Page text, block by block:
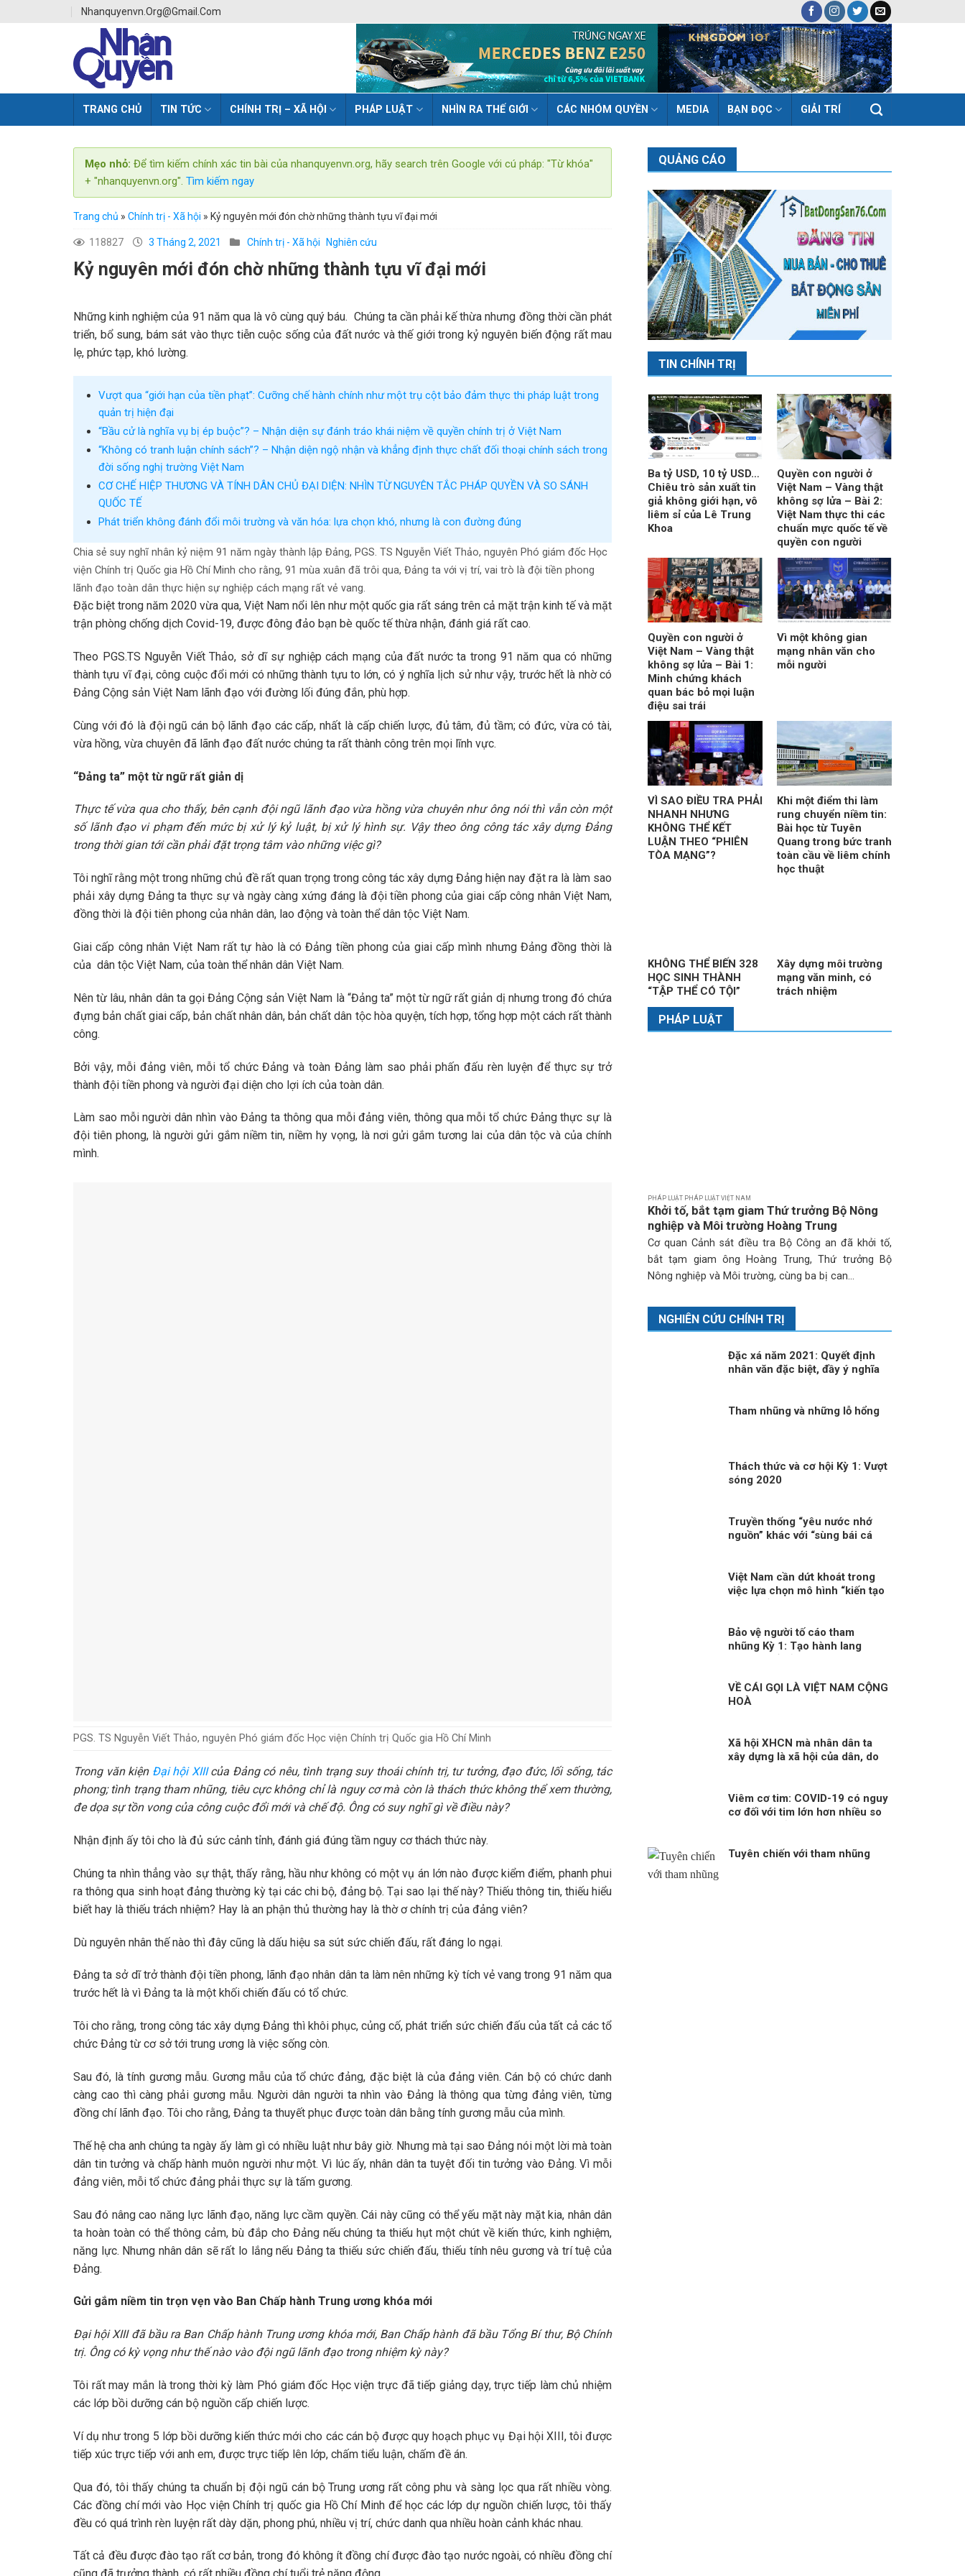
Nhanquyenvn.org@gmail.com
TRANG CHỦ TIN TỨC CHÍNH TRỊ – XÃ HỘI PHÁP LUẬT NHÌN RA THẾ GIỚI CÁC NHÓM QUYỀN MEDIA BẠN ĐỌC GIẢI TRÍ
Mẹo nhỏ: Để tìm kiếm chính xác tin bài của nhanquyenvn.org, hãy search trên Google với cú pháp: "Từ khóa"
+ "nhanquyenvn.org". Tìm kiếm ngay
Trang chủ » Chính trị - Xã hội » Kỷ nguyên mới đón chờ những thành tựu vĩ đại mới
118827 3 Tháng 2, 2021 Chính trị - Xã hội Nghiên cứu
Kỷ nguyên mới đón chờ những thành tựu vĩ đại mới
Những kinh nghiệm của 91 năm qua là vô cùng quý báu. Chúng ta cần phải kế thừa nhưng đồng thời cần phát
triển, bổ sung, bám sát vào thực tiễn cuộc sống của đất nước và thế giới trong kỷ nguyên biến động rất mau
lẹ, phức tạp, khó lường.
Vượt qua “giới hạn của tiền phạt”: Cưỡng chế hành chính như một trụ cột bảo đảm thực thi pháp luật trong
quản trị hiện đại
“Bầu cử là nghĩa vụ bị ép buộc”? – Nhận diện sự đánh tráo khái niệm về quyền chính trị ở Việt Nam
“Không có tranh luận chính sách”? – Nhận diện ngộ nhận và khẳng định thực chất đối thoại chính sách trong
đời sống nghị trường Việt Nam
CƠ CHẾ HIỆP THƯƠNG VÀ TÍNH DÂN CHỦ ĐẠI DIỆN: NHÌN TỪ NGUYÊN TẮC PHÁP QUYỀN VÀ SO SÁNH
QUỐC TẾ
Phát triển không đánh đổi môi trường và văn hóa: lựa chọn khó, nhưng là con đường đúng
Chia sẻ suy nghĩ nhân kỷ niệm 91 năm ngày thành lập Đảng, PGS. TS Nguyễn Viết Thảo, nguyên Phó giám đốc Học
viện Chính trị Quốc gia Hồ Chí Minh cho rằng, 91 mùa xuân đã trôi qua, Đảng ta với vị trí, vai trò là đội tiền phong
lãnh đạo toàn dân thực hiện sự nghiệp cách mạng rất vẻ vang.
Đặc biệt trong năm 2020 vừa qua, Việt Nam nổi lên như một quốc gia rất sáng trên cả mặt trận kinh tế và mặt
trận phòng chống dịch Covid-19, được đông đảo bạn bè quốc tế thừa nhận, đánh giá rất cao.
Theo PGS.TS Nguyễn Viết Thảo, sở dĩ sự nghiệp cách mạng của đất nước ta trong 91 năm qua có những
thành tựu vĩ đại, công cuộc đổi mới có những thành tựu to lớn, có ý nghĩa lịch sử như vậy, trước hết là nhờ có
Đảng Cộng sản Việt Nam lãnh đạo với đường lối đúng đắn, phù hợp.
Cùng với đó là đội ngũ cán bộ lãnh đạo các cấp, nhất là cấp chiến lược, đủ tâm, đủ tầm; có đức, vừa có tài,
vừa hồng, vừa chuyên đã lãnh đạo đất nước chúng ta rất thành công trên mọi lĩnh vực.
“Đảng ta” một từ ngữ rất giản dị
Thực tế vừa qua cho thấy, bên cạnh đội ngũ lãnh đạo vừa hồng vừa chuyên như ông nói thì vẫn còn một
số lãnh đạo vi phạm đến mức bị xử lý kỷ luật, bị xử lý hình sự. Vậy theo ông công tác xây dựng Đảng
trong thời gian tới cần phải đặt trọng tâm vào những việc gì?
Tôi nghĩ rằng một trong những chủ đề rất quan trọng trong công tác xây dựng Đảng hiện nay đặt ra là làm sao
phải xây dựng Đảng ta thực sự và ngày càng xứng đáng là đội tiền phong của giai cấp công nhân Việt Nam,
đồng thời là đội tiên phong của nhân dân, lao động và toàn thể dân tộc Việt Nam.
Giai cấp công nhân Việt Nam rất tự hào là có Đảng tiền phong của giai cấp mình nhưng Đảng đồng thời là
của dân tộc Việt Nam, của toàn thể nhân dân Việt Nam.
Nên từ lâu, nhân dân ta gọi Đảng Cộng sản Việt Nam là “Đảng ta” một từ ngữ rất giản dị nhưng trong đó chứa
đựng bản chất giai cấp, bản chất nhân dân, bản chất dân tộc hòa quyện, tích hợp, tổng hợp một cách rất thành
công.
Bởi vậy, mỗi đảng viên, mỗi tổ chức Đảng và toàn Đảng làm sao phải phấn đấu rèn luyện để thực sự trở
thành đội tiền phong và người đại diện cho lợi ích của toàn dân.
Làm sao mỗi người dân nhìn vào Đảng ta thông qua mỗi đảng viên, thông qua mỗi tổ chức Đảng thực sự là
đội tiên phong, là người gửi gắm niềm tin, niềm hy vọng, là nơi gửi gắm tương lai của dân tộc và của chính
mình.
PGS. TS Nguyễn Viết Thảo, nguyên Phó giám đốc Học viện Chính trị Quốc gia Hồ Chí Minh
Trong văn kiện Đại hội XIIIcủa Đảng có nêu, tình trạng suy thoái chính trị, tư tưởng, đạo đức, lối sống, tác
phong; tình trạng tham nhũng, tiêu cực không chỉ là nguy cơ mà còn là thách thức không thể xem thường,
đe dọa sự tồn vong của công cuộc đổi mới và chế độ. Ông có suy nghĩ gì về điều này?
Nhận định ấy tôi cho là đủ sức cảnh tỉnh, đánh giá đúng tầm nguy cơ thách thức này.
Chúng ta nhìn thẳng vào sự thật, thấy rằng, hầu như không có một vụ án lớn nào được kiểm điểm, phanh phui
ra thông qua sinh hoạt đảng thường kỳ tại các chi bộ, đảng bộ. Tại sao lại thế này? Thiếu thông tin, thiếu hiểu
biết hay là thiếu trách nhiệm? Hay là an phận thủ thường hay là thờ ơ chính trị của đảng viên?
Dù nguyên nhân thế nào thì đây cũng là dấu hiệu sa sút sức chiến đấu, rất đáng lo ngại.
Đảng ta sở dĩ trở thành đội tiền phong, lãnh đạo nhân dân ta làm nên những kỳ tích vẻ vang trong 91 năm qua
trước hết là vì Đảng ta là một khối chiến đấu có tổ chức.
Tôi cho rằng, trong công tác xây dựng Đảng thì khôi phục, củng cố, phát triển sức chiến đấu của tất cả các tổ
chức Đảng từ cơ sở tới trung ương là việc sống còn.
Sau đó, là tính gương mẫu. Gương mẫu của tổ chức đảng, đặc biệt là của đảng viên. Cán bộ có chức danh
càng cao thì càng phải gương mẫu. Người dân người ta nhìn vào Đảng là thông qua từng đảng viên, từng
đồng chí lãnh đạo. Tôi cho rằng, Đảng ta thuyết phục được toàn dân bằng tính gương mẫu của mình.
Thế hệ cha anh chúng ta ngày ấy làm gì có nhiều luật như bây giờ. Nhưng mà tại sao Đảng nói một lời mà toàn
dân tin tưởng và chấp hành muôn người như một. Vì lúc ấy, nhân dân ta tuyệt đối tin tưởng vào Đảng. Vì mỗi
đảng viên, mỗi tổ chức đảng phải thực sự là tấm gương.
Sau đó nâng cao năng lực lãnh đạo, năng lực cầm quyền. Cái này cũng có thể yếu mặt này mặt kia, nhân dân
ta hoàn toàn có thể thông cảm, bù đắp cho Đảng nếu chúng ta thiếu hụt một chút về kiến thức, kinh nghiệm,
năng lực. Nhưng nhân dân sẽ rất lo lắng nếu Đảng ta thiếu sức chiến đấu, thiếu tính nêu gương và trí tuệ của
Đảng.
Gửi gắm niềm tin trọn vẹn vào Ban Chấp hành Trung ương khóa mới
Đại hội XIII đã bầu ra Ban Chấp hành Trung ương khóa mới, Ban Chấp hành đã bầu Tổng Bí thư, Bộ Chính
trị. Ông có kỳ vọng như thế nào vào đội ngũ lãnh đạo trong nhiệm kỳ này?
Tôi rất may mắn là trong thời kỳ làm Phó giám đốc Học viện trực đã tiếp giảng dạy, trực tiếp làm chủ nhiệm
các lớp bồi dưỡng cán bộ nguồn cấp chiến lược.
Ví dụ như trong 5 lớp bồi dưỡng kiến thức mới cho các cán bộ được quy hoạch phục vụ Đại hội XIII, tôi được
tiếp xúc trực tiếp với anh em, được trực tiếp lên lớp, chấm tiểu luận, chấm đề án.
Qua đó, tôi thấy chúng ta chuẩn bị đội ngũ cán bộ Trung ương rất công phu và sàng lọc qua rất nhiều vòng.
Các đồng chí mới vào Học viện Chính trị quốc gia Hồ Chí Minh để học các lớp dự nguồn chiến lược, tôi thấy
đều có quá trình rèn luyện rất dày dặn, phong phú, nhiều vị trí, chức danh qua nhiều hoàn cảnh khác nhau.
Tất cả đều được đào tạo rất cơ bản, trong đó không ít đồng chí được đào tạo nước ngoài, có nhiều đồng chí
QUẢNG CÁO
TIN CHÍNH TRỊ
Ba tỷ USD, 10 tỷ USD…
Chiêu trò sản xuất tin
giả không giới hạn, vô
liêm sỉ của Lê Trung
Khoa
Quyền con người ở
Việt Nam – Vàng thật
không sợ lửa – Bài 2:
Việt Nam thực thi các
chuẩn mực quốc tế về
quyền con người
Quyền con người ở
Việt Nam – Vàng thật
không sợ lửa – Bài 1:
Minh chứng khách
quan bác bỏ mọi luận
điệu sai trái
Vì một không gian
mạng nhân văn cho
mỗi người
VÌ SAO ĐIỀU TRA PHẢI
NHANH NHƯNG
KHÔNG THỂ KẾT
LUẬN THEO “PHIÊN
TÒA MẠNG”?
Khi một điểm thi làm
rung chuyển niềm tin:
Bài học từ Tuyên
Quang trong bức tranh
toàn cầu về liêm chính
học thuật
KHÔNG THỂ BIẾN 328
HỌC SINH THÀNH
“TẬP THỂ CÓ TỘI”
Xây dựng môi trường
mạng văn minh, có
trách nhiệm
PHÁP LUẬT
PHÁP LUẬT PHÁP LUẬT VIỆT NAM
Khởi tố, bắt tạm giam Thứ trưởng Bộ Nông
nghiệp và Môi trường Hoàng Trung
Cơ quan Cảnh sát điều tra Bộ Công an đã khởi tố,
bắt tạm giam ông Hoàng Trung, Thứ trưởng Bộ
Nông nghiệp và Môi trường, cùng ba bị can...
NGHIÊN CỨU CHÍNH TRỊ
Đặc xá năm 2021: Quyết định
nhân văn đặc biệt, đầy ý nghĩa
Tham nhũng và những lỗ hổng
Thách thức và cơ hội Kỳ 1: Vượt
sóng 2020
Truyền thống “yêu nước nhớ
nguồn” khác với “sùng bái cá
Việt Nam cần dứt khoát trong
việc lựa chọn mô hình “kiến tạo
Bảo vệ người tố cáo tham
nhũng Kỳ 1: Tạo hành lang
VỀ CÁI GỌI LÀ VIỆT NAM CỘNG
HOÀ
Xã hội XHCN mà nhân dân ta
xây dựng là xã hội của dân, do
Viêm cơ tim: COVID-19 có nguy
cơ đối với tim lớn hơn nhiều so
Tuyên chiến với tham nhũng